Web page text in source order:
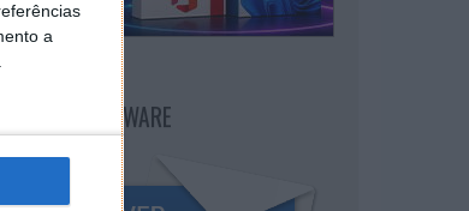
a
PPLWARE